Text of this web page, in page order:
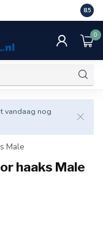
Veel
8.5
0
vandaag nog
Male
haaks Male